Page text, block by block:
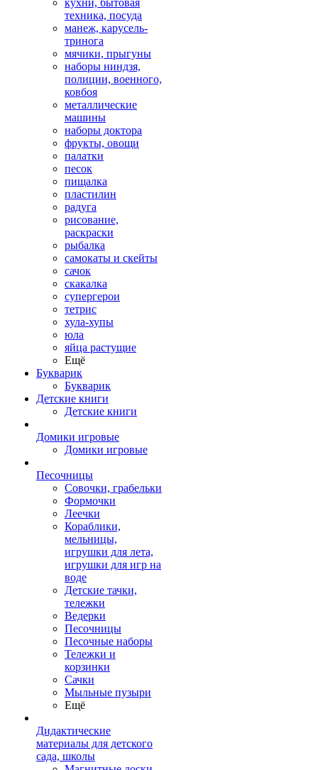
кухни, бытовая
техника, посуда
манеж, карусель-
тринога
мячики, прыгуны
наборы ниндзя,
полиции, военного,
ковбоя
металлические
машины
наборы доктора
фрукты, овощи
палатки
песок
пищалка
пластилин
радуга
рисование,
раскраски
рыбалка
самокаты и скейты
сачок
скакалка
супергерои
тетрис
хула-хупы
юла
яйца растущие
Ещё
Букварик
Букварик
Детские книги
Детские книги
Домики игровые
Домики игровые
Песочницы
Совочки, грабельки
Формочки
Леечки
Кораблики,
мельницы,
игрушки для лета,
игрушки для игр на
воде
Детские тачки,
тележки
Ведерки
Песочницы
Песочные наборы
Тележки и
корзинки
Сачки
Мыльные пузыри
Ещё
Дидактические
материалы для детского
сада, школы